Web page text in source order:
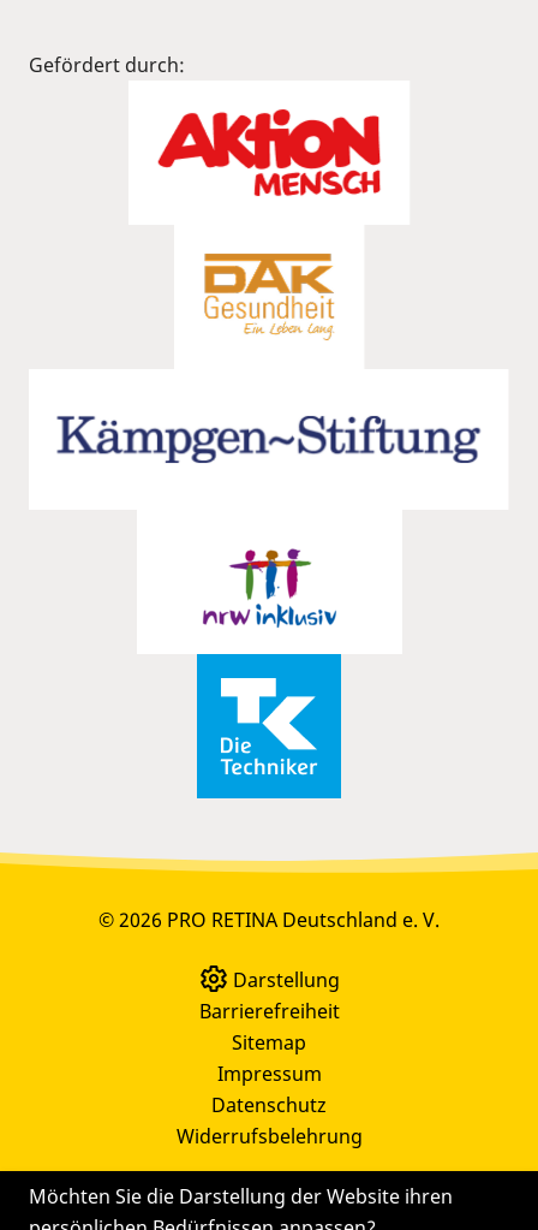
Möchten Sie die Darstellung der Website ihren
Gefördert durch:
© 2026 PRO RETINA Deutschland e. V.
Darstellung
Barrierefreiheit
Sitemap
Impressum
Datenschutz
Widerrufsbelehrung